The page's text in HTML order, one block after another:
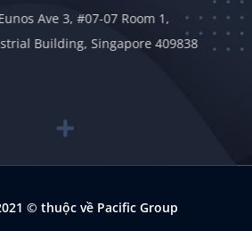
Ave 3, #07-07 Room 1,
Building, Singapore 409838
© thuộc về Pacific Group